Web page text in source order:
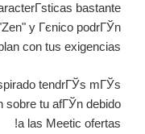
bastante
y Гєnico podrГЎn
con tus exigencias.
tendrГЎs mГЎs
sobre tu afГЎn debido
a las Meetic ofertas!